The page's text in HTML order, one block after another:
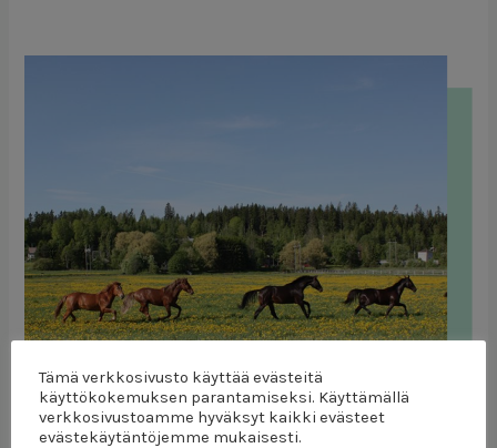
Tämä verkkosivusto käyttää evästeitä
käyttökokemuksen parantamiseksi. Käyttämällä
verkkosivustoamme hyväksyt kaikki evästeet
evästekäytäntöjemme mukaisesti.